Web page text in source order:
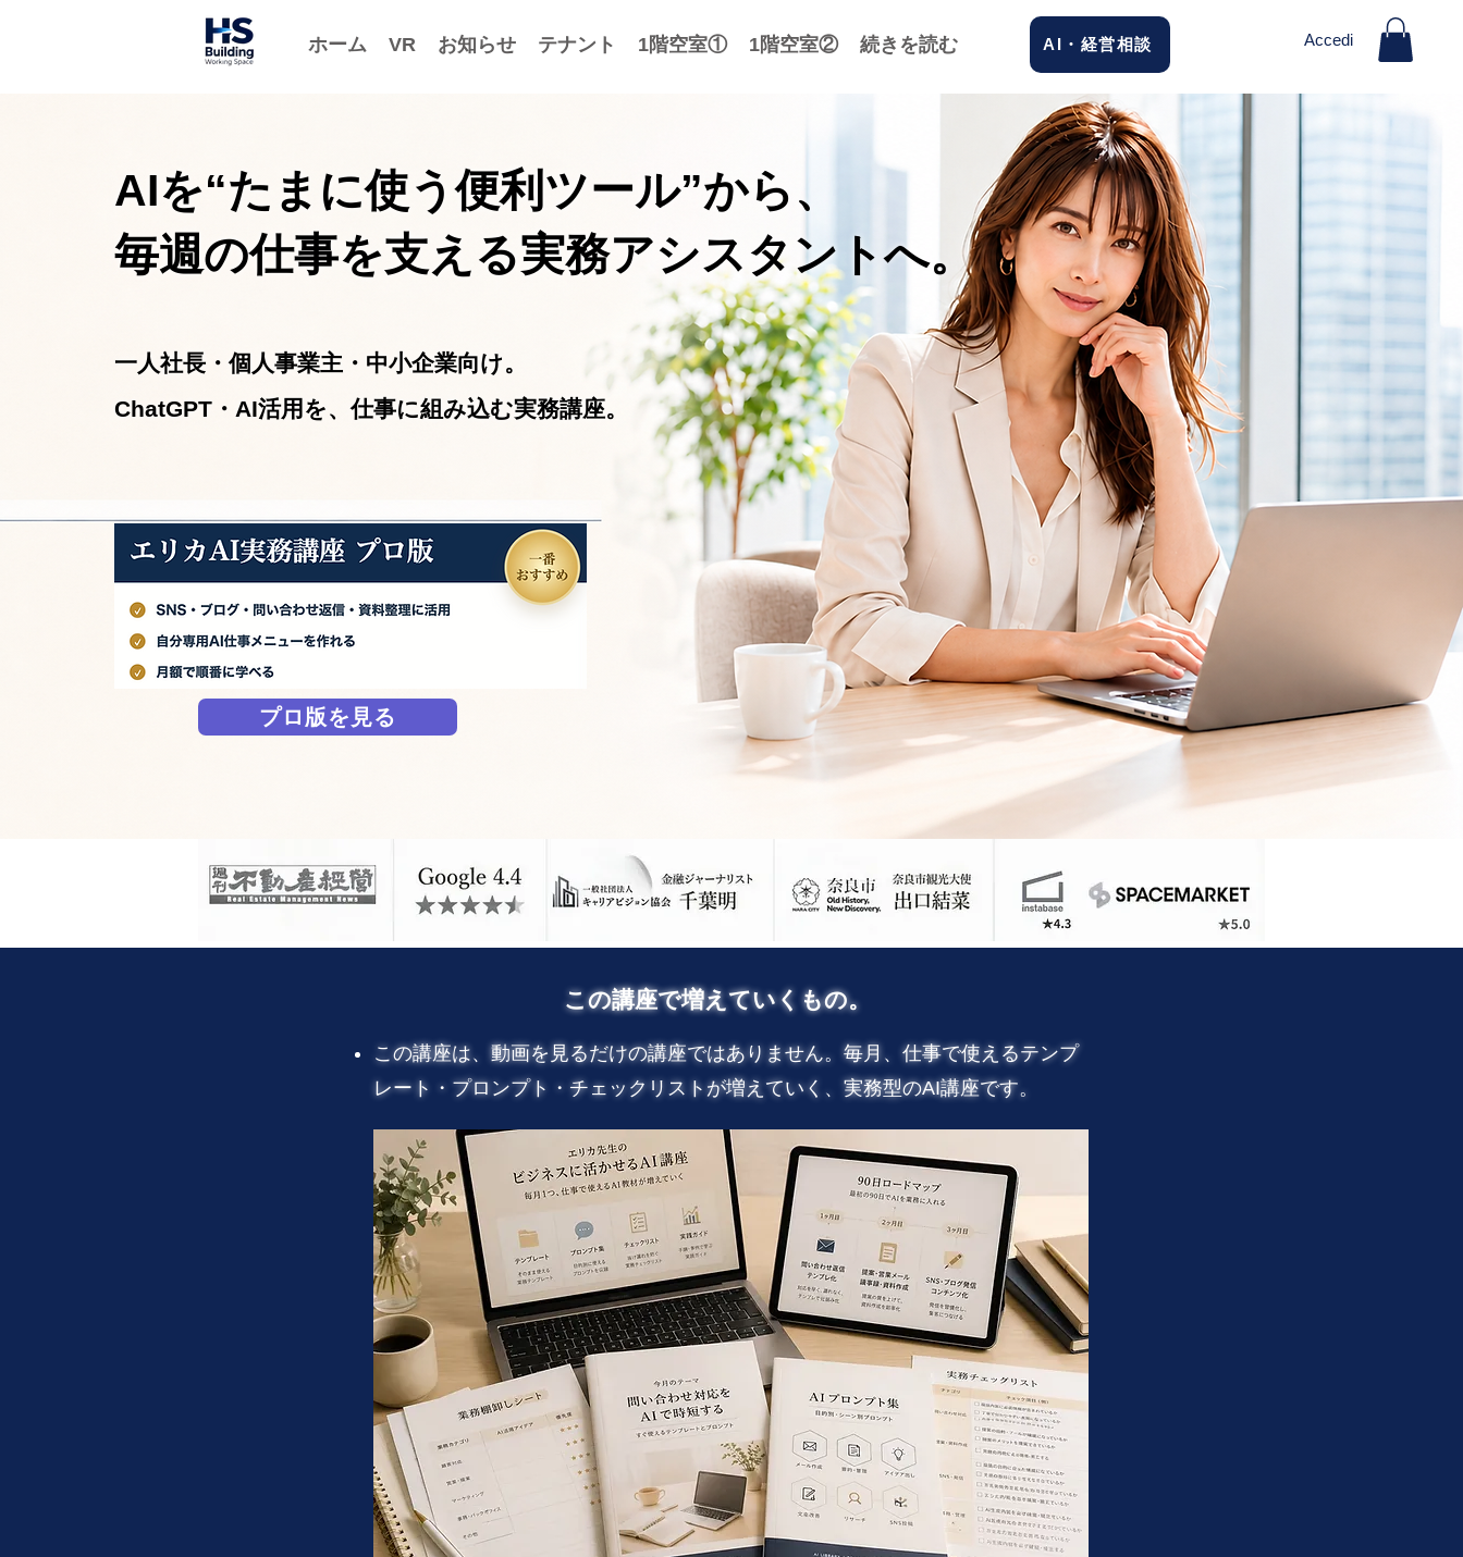
ホーム VR お知らせ テナント 1階空室① 1階空室② 続きを読む AI・経営相談 Accedi
AIを“たまに使う便利ツール”から、
毎週の仕事を支える実務アシスタントへ。
一人社長・個人事業主・中小企業向け。
ChatGPT・AI活用を、仕事に組み込む実務講座。
プロ版を見る
この講座で増えていくもの。
この講座は、動画を見るだけの講座ではありません。毎月、仕事で使えるテンプ
レート・プロンプト・チェックリストが増えていく、実務型のAI講座です。